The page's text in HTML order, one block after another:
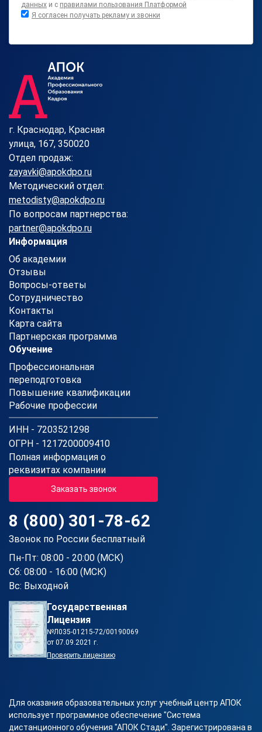
данных и с правилами пользования Платформой
Я согласен получать рекламу и звонки
г. Краснодар, Красная
улица, 167, 350020
Отдел продаж:
zayavki@apokdpo.ru
Методический отдел:
metodisty@apokdpo.ru
По вопросам партнерства:
partner@apokdpo.ru
Информация
Об академии
Отзывы
Вопросы-ответы
Сотрудничество
Контакты
Карта сайта
Партнерская программа
Обучение
Профессиональная
переподготовка
Повышение квалификации
Рабочие профессии
ИНН - 7203521298
ОГРН - 1217200009410
Полная информация о
реквизитах компании
Заказать звонок
8 (800) 301-78-62
Звонок по России бесплатный
Пн-Пт: 08:00 - 20:00 (МСК)
Сб: 08:00 - 16:00 (МСК)
Вс: Выходной
Государственная
Лицензия
№Л035-01215-72/00190069
от 07.09.2021 г.
Проверить лицензию
Для оказания образовательных услуг учебный центр АПОК
использует программное обеспечение "Система
дистанционного обучения "АПОК Стади". Зарегистрирована в